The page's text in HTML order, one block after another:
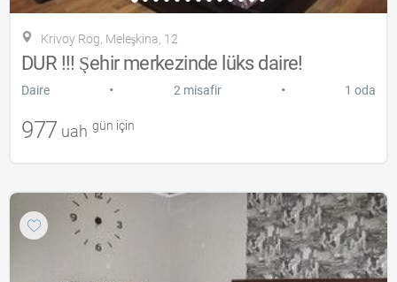
Krivoy Rog, Meleşkina, 12
DUR !!! Şehir merkezinde lüks daire!
Daire • 2 misafir • 1 oda
977 uah gün için